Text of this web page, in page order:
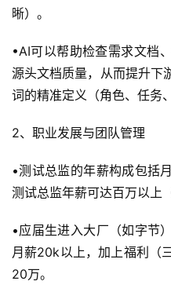
A
I
实
干
群
晰）。
•AI可以帮助检查需求文档
源头文档质量，从而提升下
词的精准定义（角色、任务
2、职业发展与团队管理
•测试总监的年薪构成包括
测试总监年薪可达百万以上
•应届生进入大厂（如字节
月薪20k以上，加上福利（
20万。